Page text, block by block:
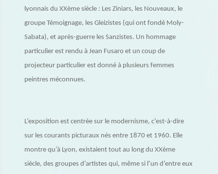
lyonnais du XXème siècle : Les Ziniars, les Nouveaux, le
groupe Témoignage, les Gleizistes (qui ont fondé Moly-
Sabata), et après-guerre les Sanzistes. Un hommage
particulier est rendu à Jean Fusaro et un coup de
projecteur particulier est donné à plusieurs femmes
peintres méconnues.
L’exposition est centrée sur le modernisme, c’est-à-dire
sur les courants picturaux nés entre 1870 et 1960. Elle
montre qu’à Lyon, existaient tout au long du XXème
siècle, des groupes d’artistes qui, même si l’un d’entre eux